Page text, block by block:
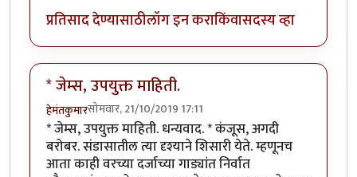
प्रतिसाद देण्यासाठीलॉग इन कराकिंवासदस्य व्हा
* जेम्स, उपयुक्त माहिती.
हेमंतकुमारसोमवार, 21/10/2019 17:11
* जेम्स, उपयुक्त माहिती. धन्यवाद. * कंजूस, अगदी
बरोबर. संडासातील त्या दृश्याने शिसारी येते. म्हणूनच
आता काही वरच्या दर्जाच्या गाड्यांत निर्वात